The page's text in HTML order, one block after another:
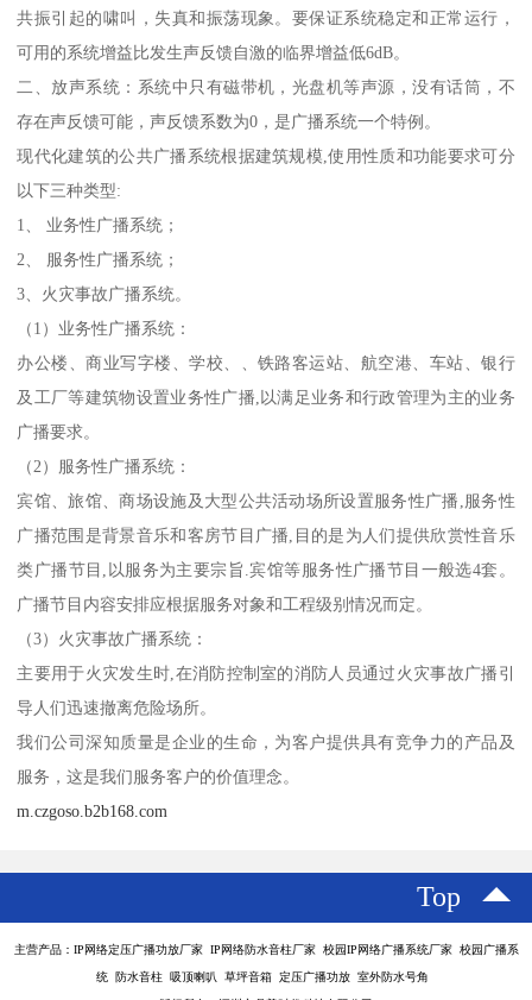
共振引起的啸叫，失真和振荡现象。要保证系统稳定和正常运行，
可用的系统增益比发生声反馈自激的临界增益低6dB。
二、放声系统：系统中只有磁带机，光盘机等声源，没有话筒，不
存在声反馈可能，声反馈系数为0，是广播系统一个特例。
现代化建筑的公共广播系统根据建筑规模,使用性质和功能要求可分
以下三种类型:
1、 业务性广播系统；
2、 服务性广播系统；
3、火灾事故广播系统。
（1）业务性广播系统：
办公楼、商业写字楼、学校、、铁路客运站、航空港、车站、银行
及工厂等建筑物设置业务性广播,以满足业务和行政管理为主的业务
广播要求。
（2）服务性广播系统：
宾馆、旅馆、商场设施及大型公共活动场所设置服务性广播,服务性
广播范围是背景音乐和客房节目广播,目的是为人们提供欣赏性音乐
类广播节目,以服务为主要宗旨.宾馆等服务性广播节目一般选4套。
广播节目内容安排应根据服务对象和工程级别情况而定。
（3）火灾事故广播系统：
主要用于火灾发生时,在消防控制室的消防人员通过火灾事故广播引
导人们迅速撤离危险场所。
我们公司深知质量是企业的生命，为客户提供具有竞争力的产品及
服务，这是我们服务客户的价值理念。
m.czgoso.b2b168.com
Top
主营产品：IP网络定压广播功放厂家 IP网络防水音柱厂家 校园IP网络广播系统厂家 校园广播系
统 防水音柱 吸顶喇叭 草坪音箱 定压广播功放 室外防水号角